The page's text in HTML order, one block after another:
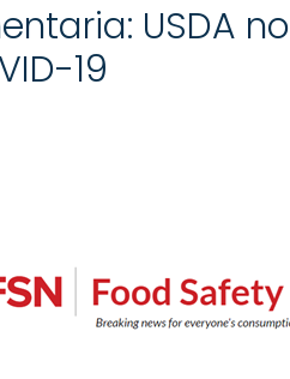
USDA no
19